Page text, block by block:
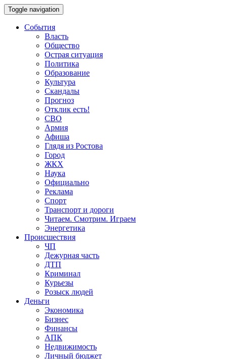
Toggle navigation
События
Власть
Общество
Острая ситуация
Политика
Образование
Культура
Скандалы
Прогноз
Отклик есть!
СВО
Армия
Афиша
Глядя из Ростова
Город
ЖКХ
Наука
Официально
Реклама
Спорт
Транспорт и дороги
Читаем. Смотрим. Играем
Энергетика
Происшествия
ЧП
Дежурная часть
ДТП
Криминал
Курьезы
Розыск людей
Деньги
Экономика
Бизнес
Финансы
АПК
Недвижимость
Личный бюджет